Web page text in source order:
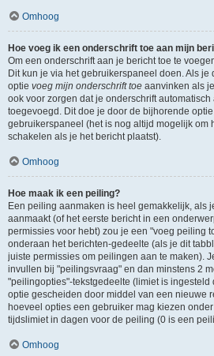
Omhoog
Hoe voeg ik een onderschrift toe aan mijn
Om een onderschrift aan je bericht toe te
Dit kun je via het gebruikerspaneel doen. Als je
optie voeg mijn onderschrift toe aanvinken als
ook voor zorgen dat je onderschrift
toegevoegd. Dit doe je door de bijhorende
gebruikerspaneel (het is nog altijd mogelijk om
schakelen als je het bericht plaatst).
Omhoog
Hoe maak ik een peiling?
Een peiling aanmaken is heel gemakkelijk, als
aanmaakt (of het eerste bericht in een
permissies voor hebt) zou je een "voeg peiling
onderaan het berichten-gedeelte (als je dit
juiste permissies om peilingen aan te maken).
invullen bij "peilingsvraag" en dan minstens 2
"peilingopties"-tekstgedeelte (limiet is ingesteld
optie gescheiden door middel van een nieuwe
hoeveel opties een gebruiker mag kiezen
tijdslimiet in dagen voor de peiling (0 is een
Omhoog